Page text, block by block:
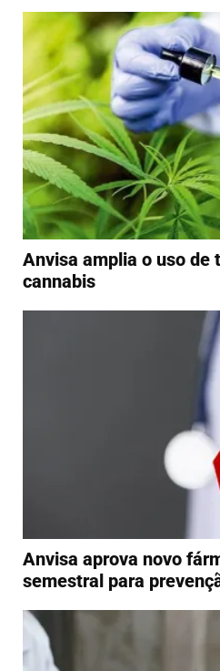
Anvisa amplia o uso de
cannabis
Anvisa aprova novo
semestral para